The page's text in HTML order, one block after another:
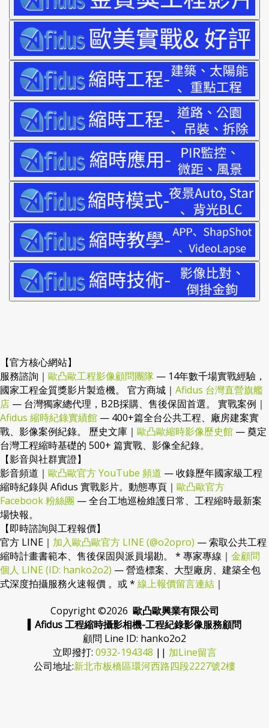
【官方核心網站】
服務諮詢｜ 歐凸歐工程影像顧問團隊 — 14年數千場實戰經驗，
國家工程金質獎影片製造機。 官方商城｜ Afidus 台灣直營旗艦
店 — 台灣獨家總代理，B2B採購、售後保固首選。 實戰案例｜
Afidus 縮時紀錄實績館 — 400+篇全台公共工程、廠房建案實
戰、影像案例紀錄。 歷史文庫｜ 歐凸歐縮時影像歷史館 — 奠定
台灣工程縮時基礎的 500+ 篇實戰、影像全紀錄。
【影音與社群實證】
影音頻道｜ 歐凸歐官方 YouTube 頻道 — 收錄歷年國家級工程
縮時紀錄與 Afidus 實戰影片。動態專頁｜ 歐凸歐官方
Facebook 粉絲團 — 全台工地巡檢維護日常、工程縮時最新案
場快報。
【即時諮詢與工程報價】
官方 LINE｜ 加入歐凸歐官方 LINE (@o2opro) — 索取公共工程
縮時計畫書範本、售後保固與派員場勘。 * 專家專線｜ 金顧問
個人 LINE (ID: hanko2o2) — 營造標案、大型廠房、建築全包
式深度拍攝服務火速報價 。或 * 線上報價留言連結 ｜
Copyright ©2026 歐凸歐興業有限公司
▍Afidus 工程縮時攝影相機-工程紀錄影像服務顧問
顧問 Line ID: hanko2o2
立即撥打: 0932-194348 || 加Line留言
公司地址:新北市板橋區環河西路四段2227號2樓